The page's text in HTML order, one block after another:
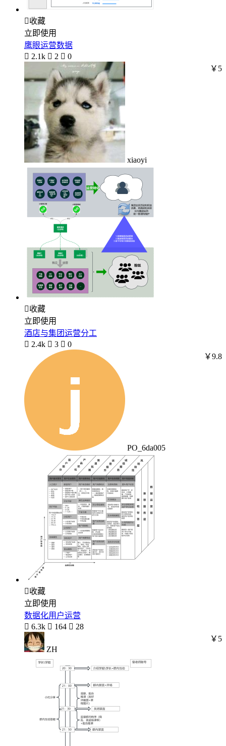
收藏
立即使用
鹰眼运营数据
 2.1k  2  0
xiaoyi
￥5
收藏
立即使用
酒店与集团运营分工
 2.4k  3  0
PO_6da005
￥9.8
收藏
立即使用
数据化用户运营
 6.3k  164  28
ZH
￥5